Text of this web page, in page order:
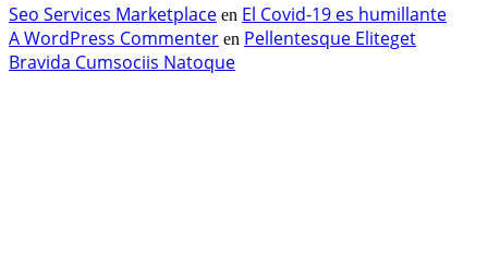
Seo Services Marketplace en El Covid-19 es humillante
A WordPress Commenter en Pellentesque Eliteget
Bravida Cumsociis Natoque